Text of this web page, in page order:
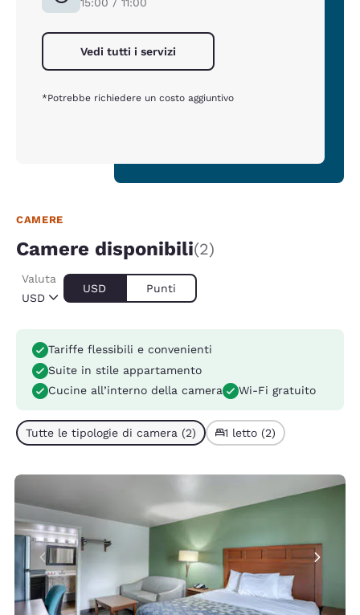
Vedi tutti i servizi
*Potrebbe richiedere un costo aggiuntivo
CAMERE
Camere disponibili(2)
USD
Valuta
USD Punti
Tariffe flessibili e convenienti
Suite in stile appartamento
Cucine all’interno della camera
Wi-Fi gratuito
Tutte le tipologie di camera (2) 1 letto (2)